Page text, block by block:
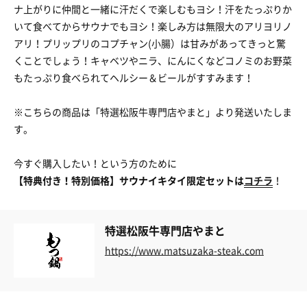
ナ上がりに仲間と一緒に汗だくで楽しむもヨシ！汗をたっぷりか
いて食べてからサウナでもヨシ！楽しみ方は無限大のアリヨリノ
アリ！プリップリのコプチャン(小腸）は甘みがあってきっと驚
くことでしょう！キャベツやニラ、にんにくなどコノミのお野菜
もたっぷり食べられてヘルシー＆ビールがすすみます！
※こちらの商品は「特選松阪牛専門店やまと 」より発送いたしま
す。
今すぐ購入したい！という方のために
【特典付き！特別価格】サウナイキタイ限定セットはコチラ ！
特選松阪牛専門店やまと
https://www.matsuzaka-steak.com